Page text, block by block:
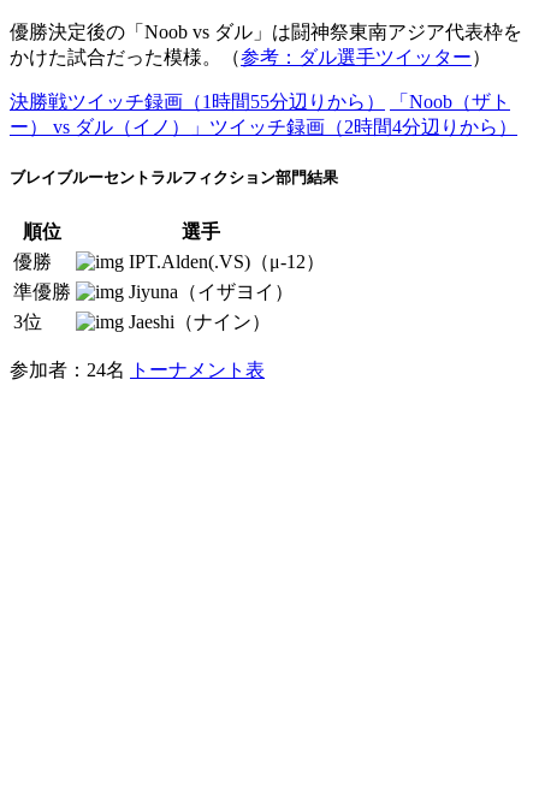
優勝決定後の「Noob vs ダル」は闘神祭東南アジア代表枠を
かけた試合だった模様。（参考：ダル選手ツイッター）
決勝戦ツイッチ録画（1時間55分辺りから）
「Noob（ザト
ー） vs ダル（イノ）」ツイッチ録画（2時間4分辺りから）
ブレイブルーセントラルフィクション部門結果
順位
選手
優勝
IPT.Alden(.VS)（μ-12）
準優勝
Jiyuna（イザヨイ）
3位
Jaeshi（ナイン）
参加者：24名 トーナメント表